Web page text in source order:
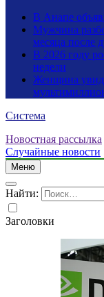
В Анапе
Мужчина
месяца после
В 2026 году
недели
Женщина
Система
Новостная рассылка
Случайные новости
Меню
Найти:
Заголовки